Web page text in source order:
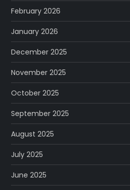
February 2026
January 2026
December 2025
November 2025
October 2025
September 2025
August 2025
July 2025
June 2025